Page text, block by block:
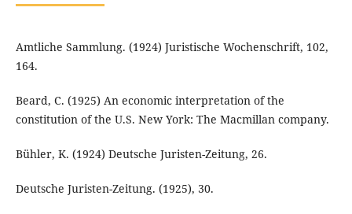
Amtliche Sammlung. (1924) Juristische Wochenschrift, 102,
164.
Beard, C. (1925) An economic interpretation of the
constitution of the U.S. New York: The Macmillan company.
Bühler, K. (1924) Deutsche Juristen-Zeitung, 26.
Deutsche Juristen-Zeitung. (1925), 30.